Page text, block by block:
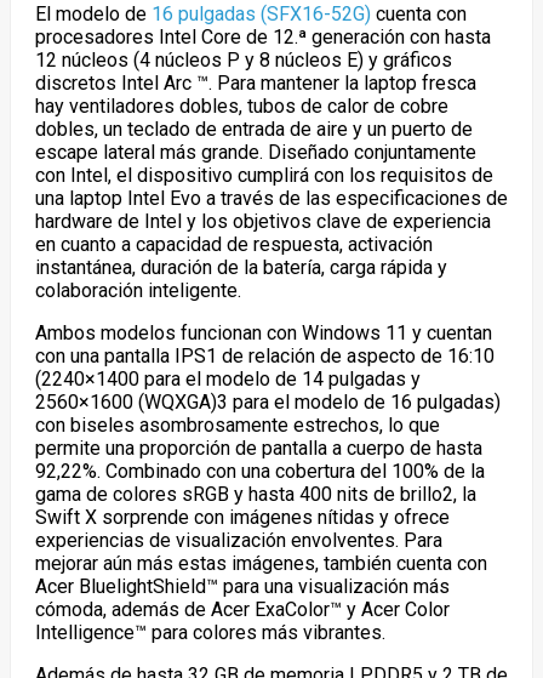
El modelo de 16 pulgadas (SFX16-52G)cuenta con
procesadores Intel Core de 12.ª generación con hasta
12 núcleos (4 núcleos P y 8 núcleos E) y gráficos
discretos Intel Arc ™. Para mantener la laptop fresca
hay ventiladores dobles, tubos de calor de cobre
dobles, un teclado de entrada de aire y un puerto de
escape lateral más grande. Diseñado conjuntamente
con Intel, el dispositivo cumplirá con los requisitos de
una laptop Intel Evo a través de las especificaciones de
hardware de Intel y los objetivos clave de experiencia
en cuanto a capacidad de respuesta, activación
instantánea, duración de la batería, carga rápida y
colaboración inteligente.
Ambos modelos funcionan con Windows 11 y cuentan
con una pantalla IPS1 de relación de aspecto de 16:10
(2240×1400 para el modelo de 14 pulgadas y
2560×1600 (WQXGA)3 para el modelo de 16 pulgadas)
con biseles asombrosamente estrechos, lo que
permite una proporción de pantalla a cuerpo de hasta
92,22%. Combinado con una cobertura del 100% de la
gama de colores sRGB y hasta 400 nits de brillo2, la
Swift X sorprende con imágenes nítidas y ofrece
experiencias de visualización envolventes. Para
mejorar aún más estas imágenes, también cuenta con
Acer BluelightShield™ para una visualización más
cómoda, además de Acer ExaColor™ y Acer Color
Intelligence™ para colores más vibrantes.